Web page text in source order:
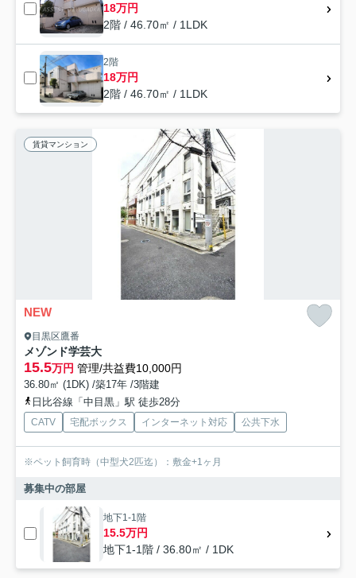
18万円
2階 / 46.70㎡ / 1LDK
2階
18万円
2階 / 46.70㎡ / 1LDK
賃貸マンション
NEW
目黒区鷹番
メゾンド学芸大
15.5万円 管理/共益費10,000円
36.80㎡ (1DK) /築17年 /3階建
日比谷線「中目黒」駅 徒歩28分
CATV 宅配ボックス インターネット対応 公共下水
※ペット飼育時（中型犬2匹迄）：敷金+1ヶ月
募集中の部屋
地下1-1階
15.5万円
地下1-1階 / 36.80㎡ / 1DK